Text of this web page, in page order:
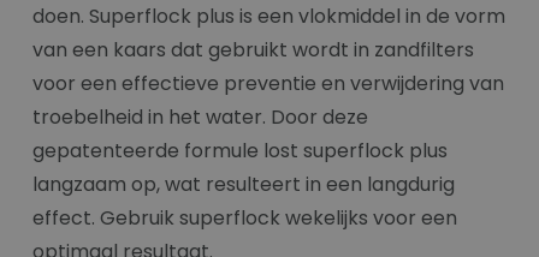
doen. Superflock plus is een vlokmiddel in de vorm
van een kaars dat gebruikt wordt in zandfilters
voor een effectieve preventie en verwijdering van
troebelheid in het water. Door deze
gepatenteerde formule lost superflock plus
langzaam op, wat resulteert in een langdurig
effect. Gebruik superflock wekelijks voor een